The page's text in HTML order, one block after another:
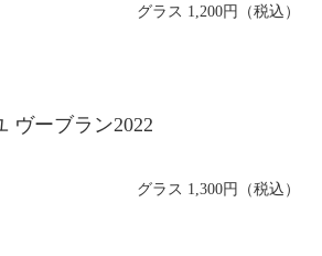
グラス 1,200円（税込）
ヴーブラン2022
グラス 1,300円（税込）